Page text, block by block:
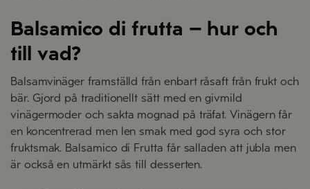
Balsamico di frutta – hur och
till vad?
Balsamvinäger framställd från enbart råsaft från frukt och
bär. Gjord på traditionellt sätt med en givmild
vinägermoder och sakta mognad på träfat. Vinägern får
en koncentrerad men len smak med god syra och stor
fruktsmak. Balsamico di Frutta får salladen att jubla men
är också en utmärkt sås till desserten.